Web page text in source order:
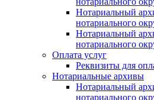
Нотариальный
нотариального
Нотариальный
нотариального
Оплата услуг
Реквизиты для
Нотариальные архивы
Нотариальный
нотариального